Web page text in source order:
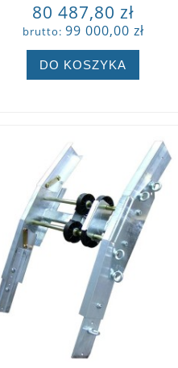
80 487,80 zł
brutto: 99 000,00 zł
DO KOSZYKA